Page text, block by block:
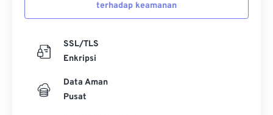
terhadap keamanan
SSL/TLS
Enkripsi
Data Aman
Pusat